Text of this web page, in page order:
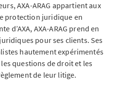
AXA-ARAG appartient aux
protection juridique en
d’AXA, AXA-ARAG prend en
pour ses clients. Ses
hautement expérimentés
questions de droit et les
de leur litige.